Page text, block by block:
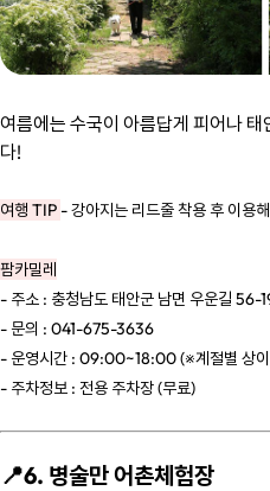
여름에는 수국이 아름답게 피어나
다!
여행 TIP - 강아지는 리드줄 착용 후 이용
팜카밀레
- 주소 : 충청남도 태안군 남면 우운길 56-
- 문의 : 041-675-3636
- 운영시간 : 09:00~18:00 (※계절별 상
- 주차정보 : 전용 주차장 (무료)
📍6. 병술만 어촌체험장